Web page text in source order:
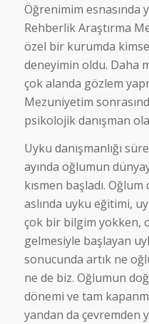
Öğrenimim esnasında
Rehberlik Araştırma
özel bir kurumda
deneyimin oldu. Daha
çok alanda gözlem
Mezuniyetim
psikolojik danışman
Uyku danışmanlığı
ayında oğlumun
kısmen başladı.
aslında uyku eğitimi,
çok bir bilgim yokken,
gelmesiyle başlayan
sonucunda artık ne
ne de biz. Oğlumun
dönemi ve tam
yandan da çevremden